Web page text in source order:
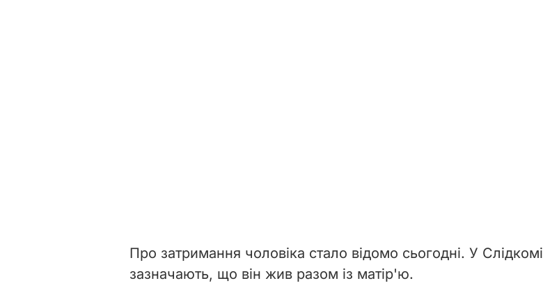
Про затримання чоловіка стало відомо сьогодні. У Слідкомі
зазначають, що він жив разом із матір'ю.